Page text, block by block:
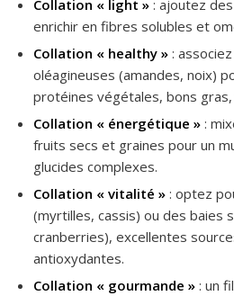
Collation « light » : ajoutez
enrichir en fibres solubles et
Collation « healthy » :
oléagineuses (amandes, noix)
protéines végétales, bons
Collation « énergétique » :
fruits secs et graines pour un
glucides complexes.
Collation « vitalité » : optez
(myrtilles, cassis) ou des baies
cranberries), excellentes
antioxydantes.
Collation « gourmande » : un